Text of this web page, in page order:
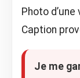
Photo
Caption
Je me